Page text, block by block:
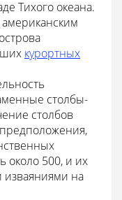
Тихого океана.
курортных
столбы-
столбов
около 500, и их
изваяниями на